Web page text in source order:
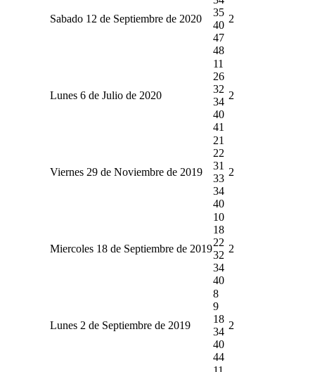
Sabado 12 de Septiembre de 2020
35
40
47
48
2
Lunes 6 de Julio de 2020
11
26
32
34
40
41
2
Viernes 29 de Noviembre de 2019
21
22
31
33
34
40
2
Miercoles 18 de Septiembre de 2019
10
18
22
32
34
40
2
Lunes 2 de Septiembre de 2019
8
9
18
34
40
44
2